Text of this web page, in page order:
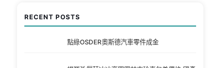
RECENT POSTS
點綠OSDER奧斯德汽車零件成金